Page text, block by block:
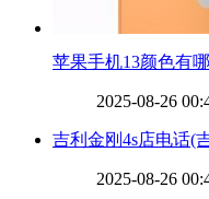
苹果手机13颜色有
2025-08-26
吉利金刚4s店电话(
2025-08-26